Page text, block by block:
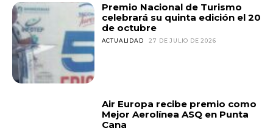
Premio Nacional de Turismo
celebrará su quinta edición el 20
de octubre
ACTUALIDAD 27 DE JULIO DE 2026
Air Europa recibe premio como
Mejor Aerolínea ASQ en Punta
Cana